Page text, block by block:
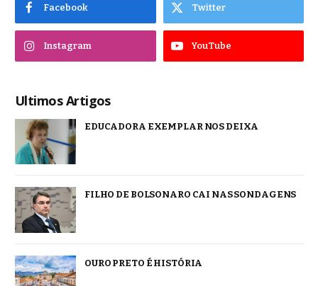
Facebook Twitter
Instagram YouTube
Ultimos Artigos
EDUCADORA EXEMPLAR NOS DEIXA
FILHO DE BOLSONARO CAI NAS SONDAGENS
OURO PRETO É HISTÓRIA